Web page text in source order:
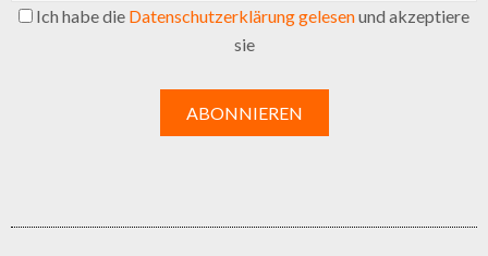
Ich habe die Datenschutzerklärung gelesenund akzeptiere
sie